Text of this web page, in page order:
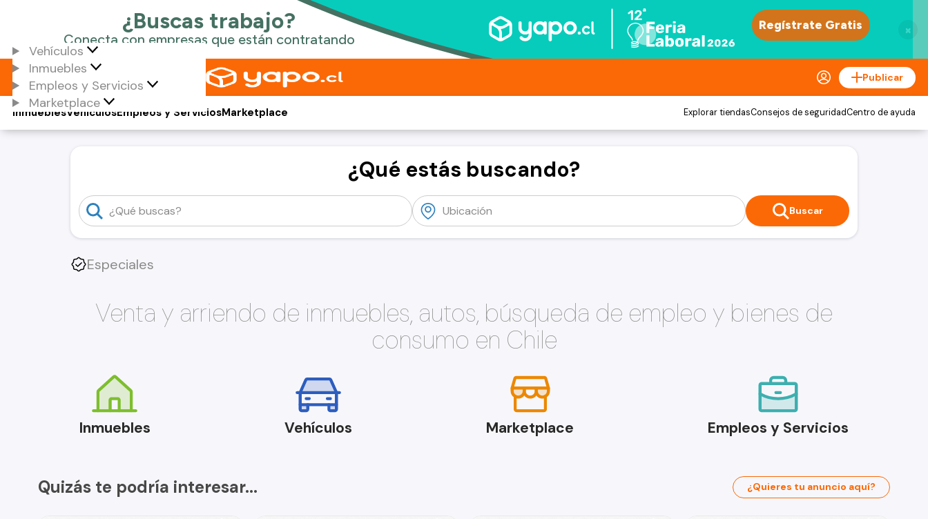
×
Vehículos
Inmuebles
Empleos y Servicios
Marketplace
Publicar
Vehículos
Inmuebles Empleos y ServiciosMarketplace Explorar tiendasConsejos de seguridadCentro de ayuda
¿Qué estás buscando?
Buscar
Especiales
Venta y arriendo de inmuebles, autos, búsqueda de empleo y bienes de
consumo en Chile
Inmuebles Vehículos Marketplace Empleos y Servicios
Quizás te podría interesar... ¿Quieres tu anuncio aquí?